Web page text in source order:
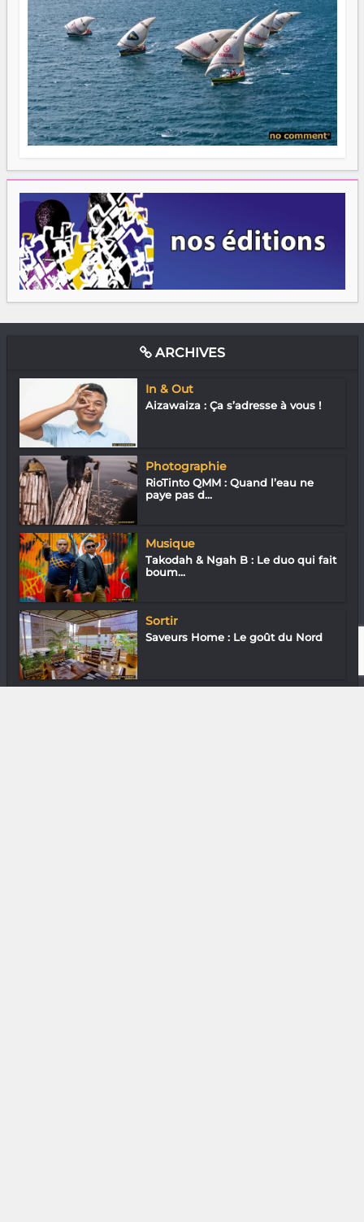
ARCHIVES
In & Out
Aizawaiza : Ça s’adresse à vous !
Photographie
RioTinto QMM : Quand l’eau ne
paye pas d...
Musique
Takodah & Ngah B : Le duo qui fait
boum...
Sortir
Saveurs Home : Le goût du Nord